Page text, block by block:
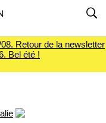
Retour de la newsletter
Bel été !